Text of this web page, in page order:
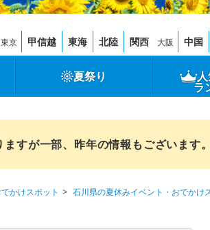
東京 甲信越 東海 北陸 関西 大阪 中国
夏祭り 人
ラ
すが一部、昨年の情報もございます
かけスポット 石川県の夏休みイベント・おでかけ